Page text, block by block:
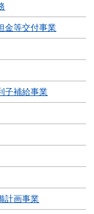
金等交付事業
子補給事業
計画事業